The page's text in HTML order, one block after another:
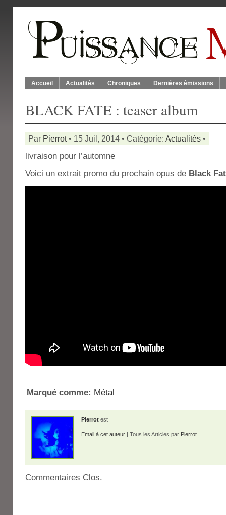
Accueil Actualités Chroniques Dernières émissions
BLACK FATE : teaser album
Par Pierrot• 15 Juil, 2014 • Catégorie: Actualités •
livraison pour l’automne
Voici un extrait promo du prochain opus de Black
Marqué comme: Métal
Pierrot est
Email à cet auteur | Tous les Articles par Pierrot
Commentaires Clos.